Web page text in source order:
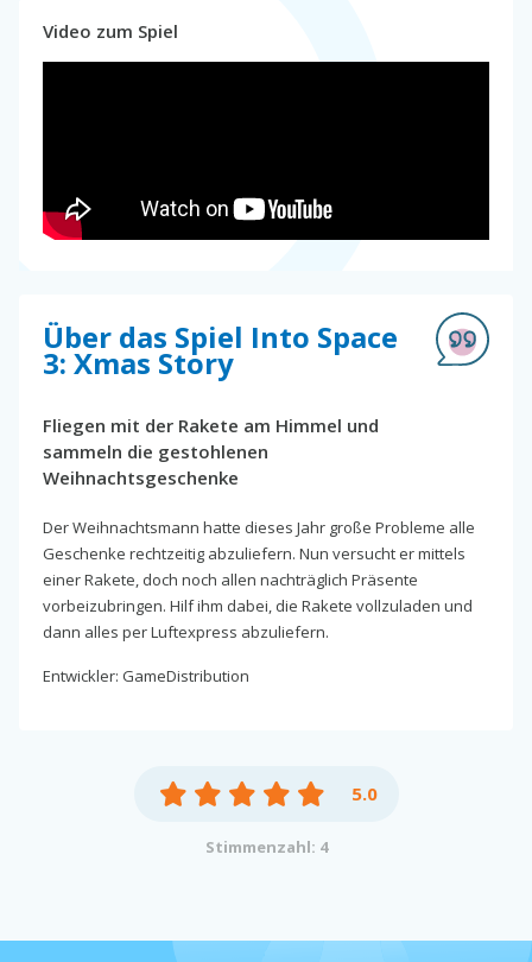
Video zum Spiel
Über das Spiel Into Space
3: Xmas Story
Fliegen mit der Rakete am Himmel und
sammeln die gestohlenen
Weihnachtsgeschenke
Der Weihnachtsmann hatte dieses Jahr große Probleme alle
Geschenke rechtzeitig abzuliefern. Nun versucht er mittels
einer Rakete, doch noch allen nachträglich Präsente
vorbeizubringen. Hilf ihm dabei, die Rakete vollzuladen und
dann alles per Luftexpress abzuliefern.
Entwickler: GameDistribution
5.0
Stimmenzahl: 4